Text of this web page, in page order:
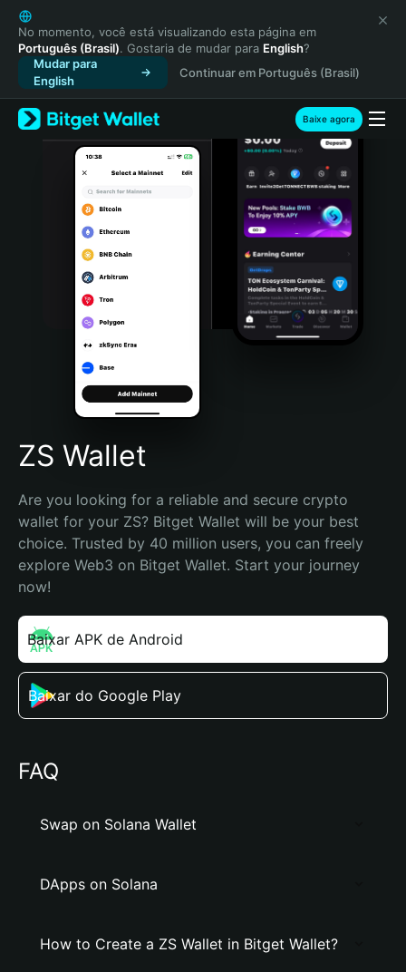
English
日本語
Tiếng Việt
Русский
Español (Latinoamérica)
Türkçe
Italiano
Português (Portugal)
Bahasa Indonesia
Português (Brasil)
Español (Argentina)
No momento, você está visualizando esta página em
Português (Brasil). Gostaria de mudar para English?
Mudar para
English
Continuar em Português (Brasil)
Baixe agora
ZS Wallet
Are you looking for a reliable and secure crypto
wallet for your ZS? Bitget Wallet will be your best
choice. Trusted by 40 million users, you can freely
explore Web3 on Bitget Wallet. Start your journey
now!
Baixar APK de Android
Baixar do Google Play
FAQ
Swap on Solana Wallet
DApps on Solana
How to Create a ZS Wallet in Bitget Wallet?